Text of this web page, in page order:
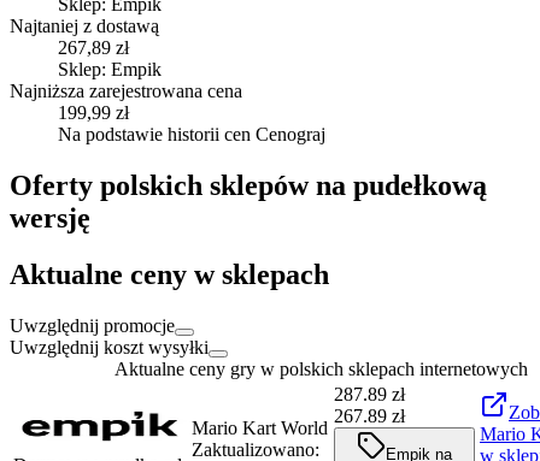
Sklep: Empik
Najtaniej z dostawą
267,89 zł
Sklep: Empik
Najniższa zarejestrowana cena
199,99 zł
Na podstawie historii cen Cenograj
Oferty polskich sklepów na pudełkową
wersję
Aktualne ceny w sklepach
Uwzględnij promocje
Uwzględnij koszt wysyłki
Aktualne ceny gry w polskich sklepach internetowych
Mario Kart World
Zaktualizowano:
287.89 zł
267.89 zł
Empik na
Mario
w